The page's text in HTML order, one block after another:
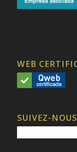
WEB
SUIVEZ-